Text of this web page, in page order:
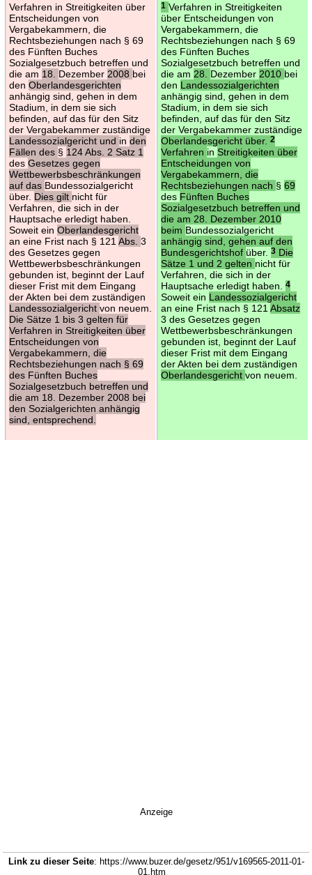
Verfahren in Streitigkeiten über
Entscheidungen von
Vergabekammern, die
Rechtsbeziehungen nach § 69
des Fünften Buches
Sozialgesetzbuch betreffen und
die am 18. Dezember 2008 bei
den Oberlandesgerichten
anhängig sind, gehen in dem
Stadium, in dem sie sich
befinden, auf das für den Sitz
der Vergabekammer zuständige
Landessozialgericht und in den
Fällen des § 124 Abs. 2 Satz 1
des Gesetzes gegen
Wettbewerbsbeschränkungen
auf das Bundessozialgericht
über. Dies gilt nicht für
Verfahren, die sich in der
Hauptsache erledigt haben.
Soweit ein Oberlandesgericht
an eine Frist nach § 121 Abs. 3
des Gesetzes gegen
Wettbewerbsbeschränkungen
gebunden ist, beginnt der Lauf
dieser Frist mit dem Eingang
der Akten bei dem zuständigen
Landessozialgericht von neuem.
Die Sätze 1 bis 3 gelten für
Verfahren in Streitigkeiten über
Entscheidungen von
Vergabekammern, die
Rechtsbeziehungen nach § 69
des Fünften Buches
Sozialgesetzbuch betreffen und
die am 18. Dezember 2008 bei
den Sozialgerichten anhängig
sind, entsprechend.
1 Verfahren in Streitigkeiten
über Entscheidungen von
Vergabekammern, die
Rechtsbeziehungen nach § 69
des Fünften Buches
Sozialgesetzbuch betreffen und
die am 28. Dezember 2010 bei
den Landessozialgerichten
anhängig sind, gehen in dem
Stadium, in dem sie sich
befinden, auf das für den Sitz
der Vergabekammer zuständige
Oberlandesgericht über. 2
Verfahren in Streitigkeiten über
Entscheidungen von
Vergabekammern, die
Rechtsbeziehungen nach § 69
des Fünften Buches
Sozialgesetzbuch betreffen und
die am 28. Dezember 2010
beim Bundessozialgericht
anhängig sind, gehen auf den
Bundesgerichtshof über. 3Die
Sätze 1 und 2 gelten nicht für
Verfahren, die sich in der
Hauptsache erledigt haben.
4
Soweit ein Landessozialgericht
an eine Frist nach § 121 Absatz
3 des Gesetzes gegen
Wettbewerbsbeschränkungen
gebunden ist, beginnt der Lauf
dieser Frist mit dem Eingang
der Akten bei dem zuständigen
Oberlandesgericht von neuem.
Anzeige
Link zu dieser Seite: https://www.buzer.de/gesetz/951/v169565-2011-01-
01.htm